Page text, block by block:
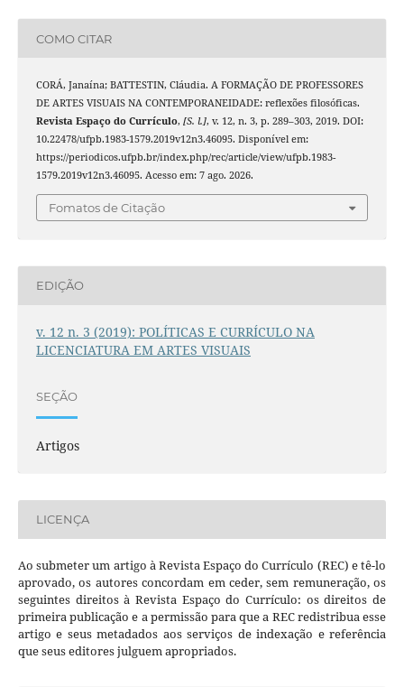
COMO CITAR
CORÁ, Janaína; BATTESTIN, Cláudia. A FORMAÇÃO DE PROFESSORES
DE ARTES VISUAIS NA CONTEMPORANEIDADE: reflexões filosóficas.
Revista Espaço do Currículo, [S. l.], v. 12, n. 3, p. 289–303, 2019. DOI:
10.22478/ufpb.1983-1579.2019v12n3.46095. Disponível em:
https://periodicos.ufpb.br/index.php/rec/article/view/ufpb.1983-
1579.2019v12n3.46095. Acesso em: 7 ago. 2026.
Fomatos de Citação
EDIÇÃO
v. 12 n. 3 (2019): POLÍTICAS E CURRÍCULO NA
LICENCIATURA EM ARTES VISUAIS
SEÇÃO
Artigos
LICENÇA
Ao submeter um artigo à Revista Espaço do Currículo (REC) e tê-lo
aprovado, os autores concordam em ceder, sem remuneração, os
seguintes direitos à Revista Espaço do Currículo: os direitos de
primeira publicação e a permissão para que a REC redistribua esse
artigo e seus metadados aos serviços de indexação e referência
que seus editores julguem apropriados.